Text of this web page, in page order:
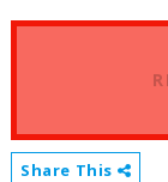
Share This